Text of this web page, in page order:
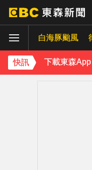
白海豚颱風
快訊
下載東森App